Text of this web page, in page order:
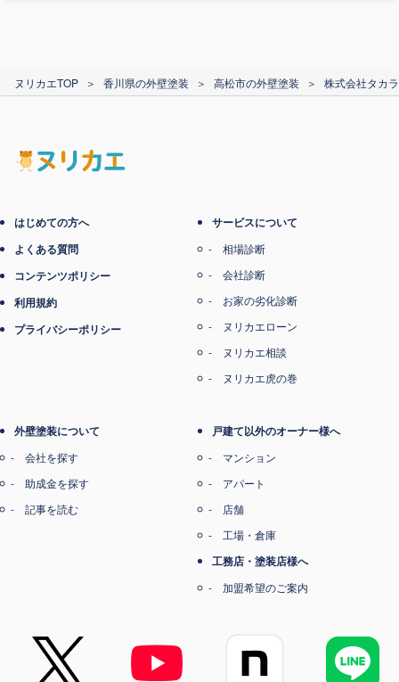
カード支払い
ヌリカエTOP ＞ 香川県の外壁塗装 ＞ 高松市の外壁塗装 ＞ 株式会社タカ
はじめての方へ
よくある質問
コンテンツポリシー
利用規約
プライバシーポリシー
サービスについて
相場診断
会社診断
お家の劣化診断
ヌリカエローン
ヌリカエ相談
ヌリカエ虎の巻
外壁塗装について
会社を探す
助成金を探す
記事を読む
戸建て以外のオーナー様へ
マンション
アパート
店舗
工場・倉庫
工務店・塗装店様へ
加盟希望のご案内